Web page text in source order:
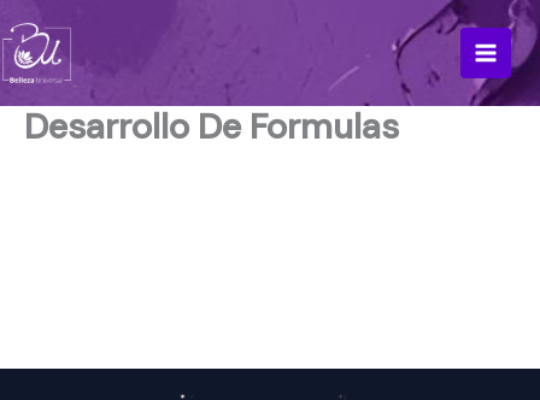
al
contenido
Desarrollo De Formulas